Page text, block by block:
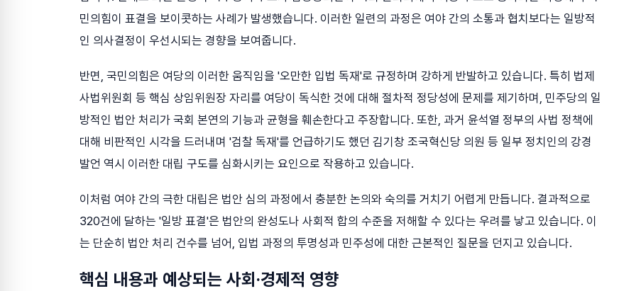
민의힘이 표결을 보이콧하는 사례가 발생했습니다. 이러한 일련의 과정은 여야 간의 소통과 협치보다는 일방적
인 의사결정이 우선시되는 경향을 보여줍니다.
반면, 국민의힘은 여당의 이러한 움직임을 '오만한 입법 독재'로 규정하며 강하게 반발하고 있습니다. 특히 법제
사법위원회 등 핵심 상임위원장 자리를 여당이 독식한 것에 대해 절차적 정당성에 문제를 제기하며, 민주당의 일
방적인 법안 처리가 국회 본연의 기능과 균형을 훼손한다고 주장합니다. 또한, 과거 윤석열 정부의 사법 정책에
대해 비판적인 시각을 드러내며 '검찰 독재'를 언급하기도 했던 김기창 조국혁신당 의원 등 일부 정치인의 강경
발언 역시 이러한 대립 구도를 심화시키는 요인으로 작용하고 있습니다.
이처럼 여야 간의 극한 대립은 법안 심의 과정에서 충분한 논의와 숙의를 거치기 어렵게 만듭니다. 결과적으로
320건에 달하는 '일방 표결'은 법안의 완성도나 사회적 합의 수준을 저해할 수 있다는 우려를 낳고 있습니다. 이
는 단순히 법안 처리 건수를 넘어, 입법 과정의 투명성과 민주성에 대한 근본적인 질문을 던지고 있습니다.
핵심 내용과 예상되는 사회·경제적 영향